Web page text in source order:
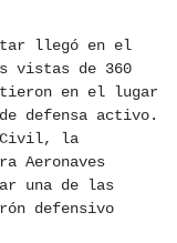
llegó en el
vistas de 360
en el lugar
defensa activo.
Civil, la
Aeronaves
una de las
defensivo